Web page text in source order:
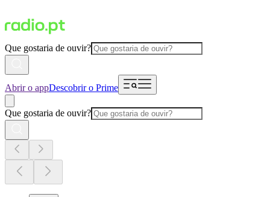
Que gostaria de ouvir?
Abrir o appDescobrir o Prime
Que gostaria de ouvir?